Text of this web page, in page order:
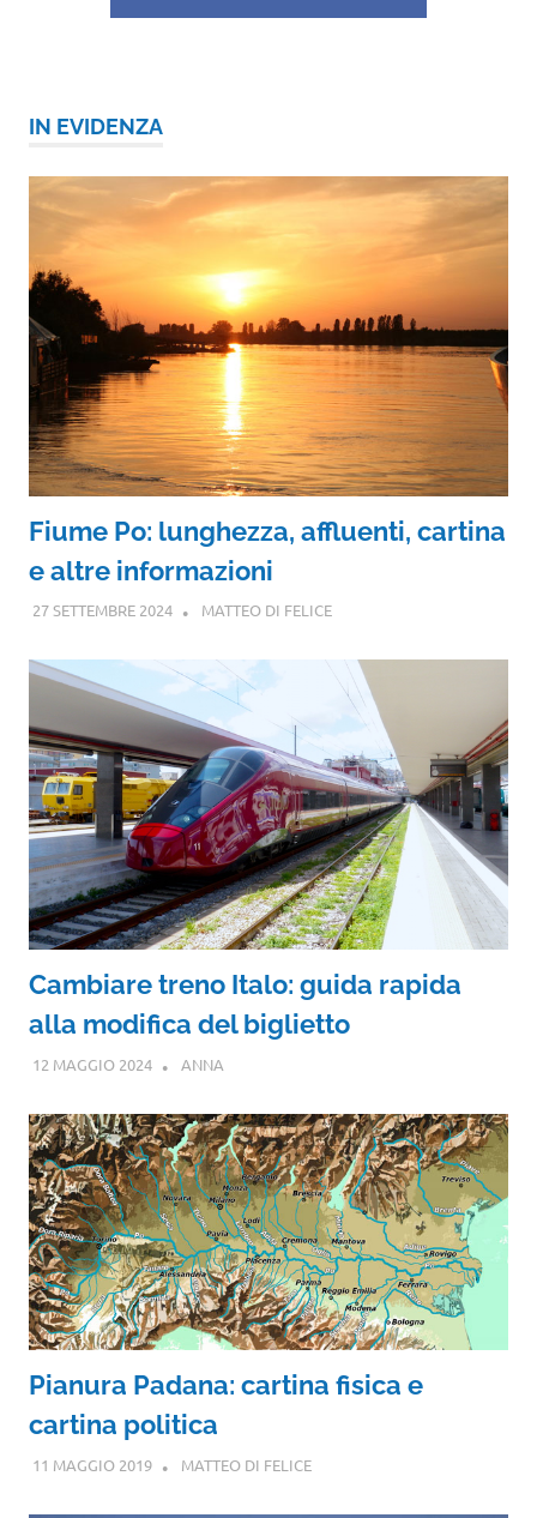
IN EVIDENZA
Fiume Po: lunghezza, affluenti, cartina
e altre informazioni
27 SETTEMBRE 2024 MATTEO DI FELICE
Cambiare treno Italo: guida rapida
alla modifica del biglietto
12 MAGGIO 2024 ANNA
Pianura Padana: cartina fisica e
cartina politica
11 MAGGIO 2019 MATTEO DI FELICE